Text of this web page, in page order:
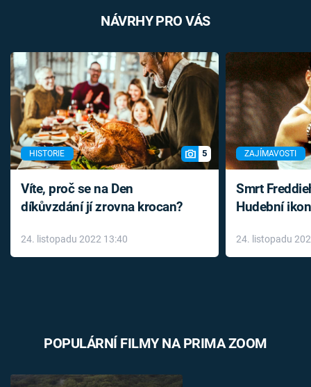
NÁVRHY PRO VÁS
HISTORIE 5
Víte, proč se na Den
díkůvzdání jí zrovna krocan?
24. listopadu 2022 13:40
ZAJÍMAVOSTI
Smrt
Hudební
léky
24. listopadu
POPULÁRNÍ FILMY NA PRIMA ZOOM